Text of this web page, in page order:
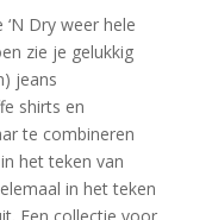
Dry weer hele
zie je gelukkig
jeans
shirts en
te combineren
het teken van
in het teken